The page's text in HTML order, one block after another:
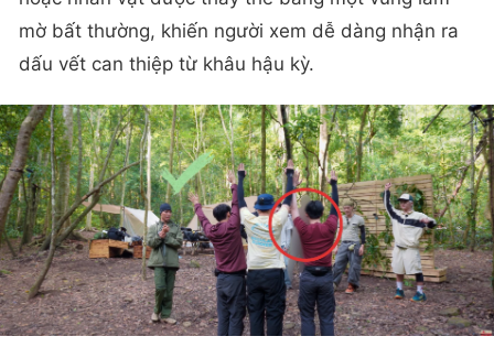
mờ bất thường, khiến người xem dễ dàng nhận ra
dấu vết can thiệp từ khâu hậu kỳ.